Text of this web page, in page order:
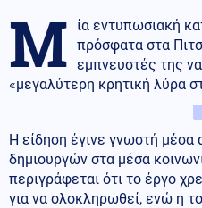
Μ
ία εντυπωσιακή
πρόσφατα στα
εμπνευστές της
«μεγαλύτερη κρητική λύρα
Η είδηση έγινε γνωστή
δημιουργών στα μέσα
περιγράφεται ότι το έργο
για να ολοκληρωθεί, ενώ η